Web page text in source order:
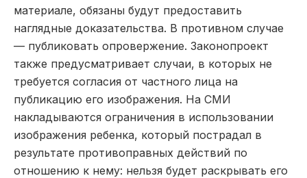
материале, обязаны будут предоставить
наглядные доказательства. В противном случае
— публиковать опровержение. Законопроект
также предусматривает случаи, в которых не
требуется согласия от частного лица на
публикацию его изображения. На СМИ
накладываются ограничения в использовании
изображения ребенка, который пострадал в
результате противоправных действий по
отношению к нему: нельзя будет раскрывать его